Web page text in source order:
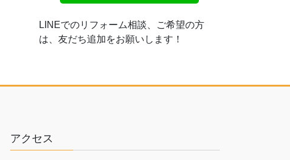
LINEでのリフォーム相談、ご希望の方
は、友だち追加をお願いします！
アクセス